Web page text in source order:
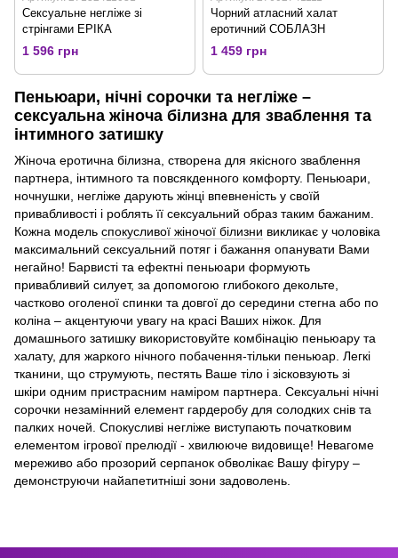
Сексуальне негліже зі
стрінгами ЕРІКА
1 596 грн
Чорний атласний халат
еротичний СОБЛАЗН
1 459 грн
Пеньюари, нічні сорочки та негліже –
сексуальна жіноча білизна для зваблення та
інтимного затишку
Жіноча еротична білизна, створена для якісного зваблення
партнера, інтимного та повсякденного комфорту. Пеньюари,
ночнушки, негліже дарують жінці впевненість у своїй
привабливості і роблять її сексуальний образ таким бажаним.
Кожна модель спокусливої ​​жіночої білизни викликає у чоловіка
максимальний сексуальний потяг і бажання опанувати Вами
негайно! Барвисті та ефектні пеньюари формують
привабливий силует, за допомогою глибокого декольте,
частково оголеної спинки та довгої до середини стегна або по
коліна – акцентуючи увагу на красі Ваших ніжок. Для
домашнього затишку використовуйте комбінацію пеньюару та
халату, для жаркого нічного побачення-тільки пеньюар. Легкі
тканини, що струмують, пестять Ваше тіло і зісковзують зі
шкіри одним пристрасним наміром партнера. Сексуальні нічні
сорочки незамінний елемент гардеробу для солодких снів та
палких ночей. Спокусливі негліже виступають початковим
елементом ігрової прелюдії - хвилююче видовище! Невагоме
мереживо або прозорий серпанок обволікає Вашу фігуру –
демонструючи найапетитніші зони задоволень.